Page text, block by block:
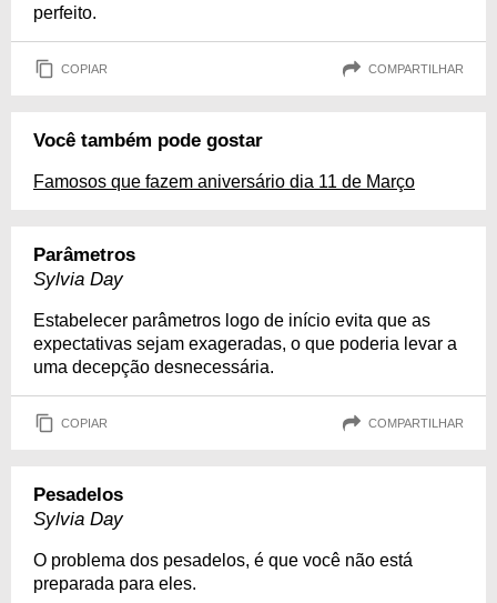
perfeito.
COPIAR COMPARTILHAR
Você também pode gostar
Famosos que fazem aniversário dia 11 de Março
Parâmetros
Sylvia Day
Estabelecer parâmetros logo de início evita que as
expectativas sejam exageradas, o que poderia levar a
uma decepção desnecessária.
COPIAR COMPARTILHAR
Pesadelos
Sylvia Day
O problema dos pesadelos, é que você não está
preparada para eles.